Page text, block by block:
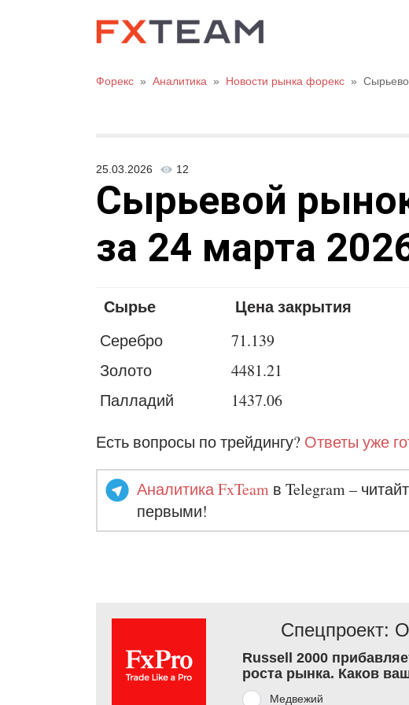
Форекс » Аналитика » Новости рынка форекс »
25.03.2026 12
Сырьевой
за 24 марта
Сырье Цена закрытия
Серебро 71.139
Золото
4481.21
Палладий
1437.06
Есть вопросы по трейдингу? Ответы уже
Аналитика FxTeam в Telegram –
первыми!
Спецпроект:
Russell 2000
роста рынка. Каков
Медвежий